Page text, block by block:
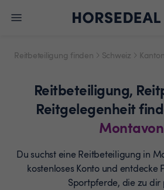
Reitbeteiligung finden Schweiz
Reitbeteiligung,
Reitgelegenheit
Montavon
Du suchst eine Reitbeteiligung in
kostenloses Konto und entdecke
Sportpferde, die zu dir